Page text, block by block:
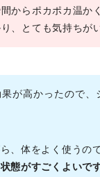
からポカポカ温か
、とても気持ちが
が高かったので、
、体をよく使うの
態がすごくよいで